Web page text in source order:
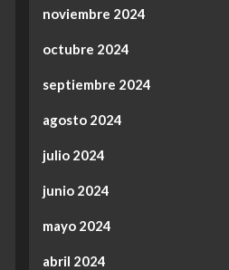
noviembre 2024
octubre 2024
septiembre 2024
agosto 2024
julio 2024
junio 2024
mayo 2024
abril 2024